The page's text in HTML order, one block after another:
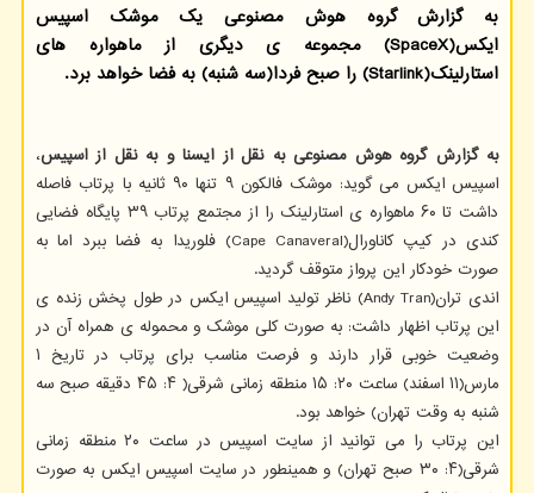
به گزارش گروه هوش مصنوعی یک موشک اسپیس
ایکس(SpaceX) مجموعه ی دیگری از ماهواره های
استارلینک(Starlink) را صبح فردا(سه شنبه) به فضا خواهد برد.
به گزارش گروه هوش مصنوعی به نقل از ایسنا و به نقل از اسپیس،
اسپیس ایکس می گوید: موشک فالکون ۹ تنها ۹۰ ثانیه با پرتاب فاصله
داشت تا ۶۰ ماهواره ی استارلینک را از مجتمع پرتاب ۳۹ پایگاه فضایی
کندی در کیپ کاناورال(Cape Canaveral) فلوریدا به فضا ببرد اما به
صورت خودکار این پرواز متوقف گردید.
اندی تران(Andy Tran) ناظر تولید اسپیس ایکس در طول پخش زنده ی
این پرتاب اظهار داشت: به صورت کلی موشک و محموله ی همراه آن در
وضعیت خوبی قرار دارند و فرصت مناسب برای پرتاب در تاریخ ۱
مارس(۱۱ اسفند) ساعت ۲۰: ۱۵ منطقه زمانی شرقی( ۴: ۴۵ دقیقه صبح سه
شنبه به وقت تهران) خواهد بود.
این پرتاب را می توانید از سایت اسپیس در ساعت ۲۰ منطقه زمانی
شرقی(۴: ۳۰ صبح تهران) و همینطور در سایت اسپیس ایکس به صورت